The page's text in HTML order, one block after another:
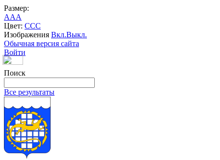
Размер:
AAA
Цвет: CCC
Изображения Вкл.Выкл.
Обычная версия сайта
Войти
Поиск
Все результаты